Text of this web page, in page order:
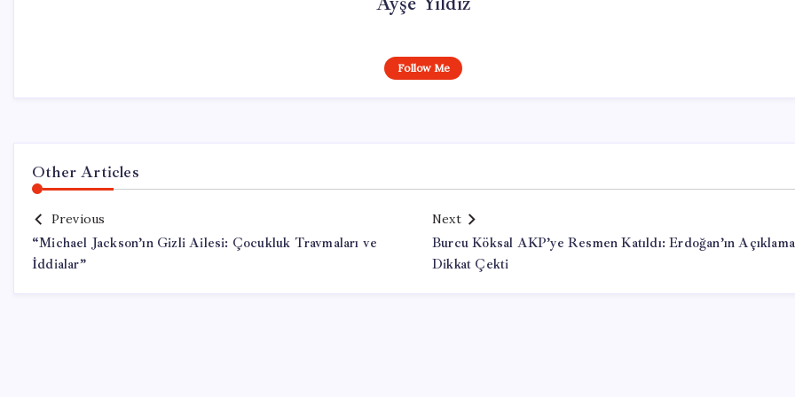
Follow Me
Other Articles
Previous
“Michael Jackson’ın Gizli Ailesi: Çocukluk Travmaları ve
İddialar”
Next
Burcu Köksal AKP’ye Resmen Katıldı: Erdoğan’ın
Dikkat Çekti